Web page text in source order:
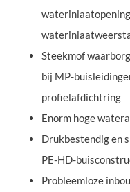
Steekmof
bij MP-
profielafdichtring
Enorm hoge
Drukbestendig en
PE-HD-
Probleemloze